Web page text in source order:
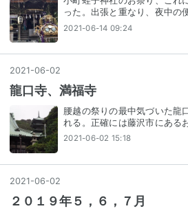
った。出張と重なり、夜中の
2021-06-14 09:24
2021 -06-02
龍口寺、満福寺
腰越の祭りの最中気づいた龍
れる。正確には藤沢市にある
2021-06-02 15:18
2021 -06-02
２０１９年５，６，７月